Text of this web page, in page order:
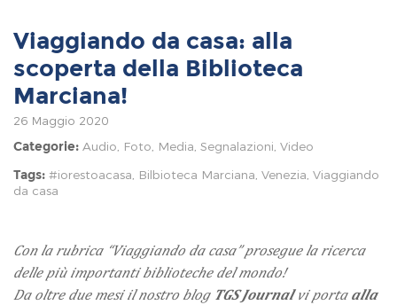
Viaggiando da casa: alla
scoperta della Biblioteca
Marciana!
26 Maggio 2020
Categorie: Audio, Foto, Media, Segnalazioni, Video
Tags: #iorestoacasa Bilbioteca Marciana Venezia Viaggiando
da casa
Con la rubrica “Viaggiando da casa” prosegue la ricerca
delle più importanti biblioteche del mondo!
Da oltre due mesi il nostro blog TGS Journalvi porta alla